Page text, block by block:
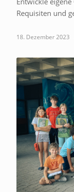
Requisiten und
18. Dezember 2023